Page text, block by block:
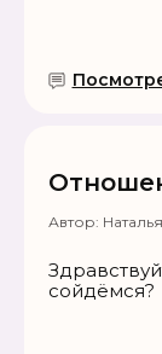
Автор: Наталья
сойдёмся?